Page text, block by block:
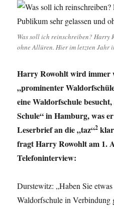
Was soll ich reinschreiben?
ohne Allüren. Hier im letzten Jahr
Harry Rowohlt wird immer
„prominenter
eine Waldorfschule
Schule“ in Hamburg, was
Leserbrief an die „taz“2
fragt Harry Rowohlt am 1.
Telefoninterview:
Durstewitz: „Haben Sie
Waldorfschule in Verbindung